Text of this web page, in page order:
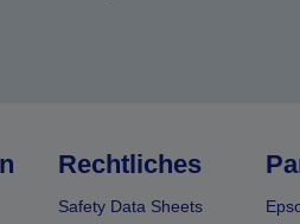
Rechtliches
Safety Data Sheets